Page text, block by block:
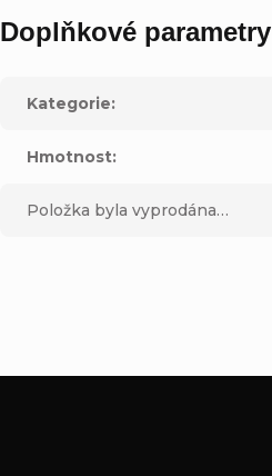
Doplňkové parametry
Kategorie:
Hmotnost:
Položka byla vyprodána…